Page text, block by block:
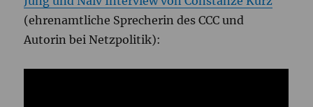
(ehrenamtliche Sprecherin des CCC und
Autorin bei Netzpolitik):